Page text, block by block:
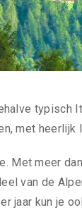
typisch
met heerlijk
Met meer
van de
jaar kun je